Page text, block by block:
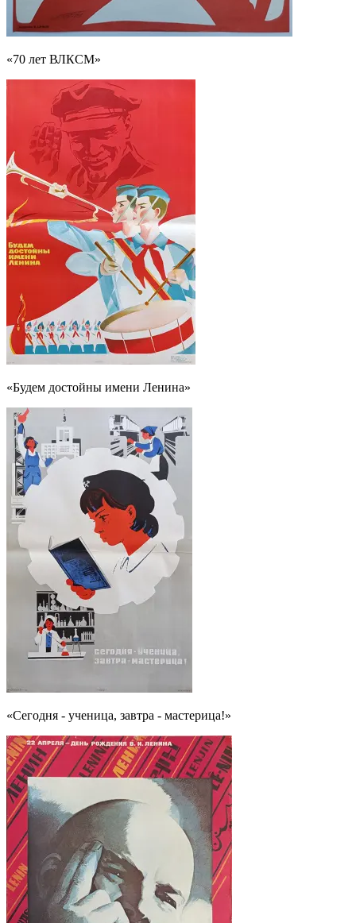
«70 лет ВЛКСМ»
«Будем достойны имени Ленина»
«Сегодня - ученица, завтра - мастерица!»